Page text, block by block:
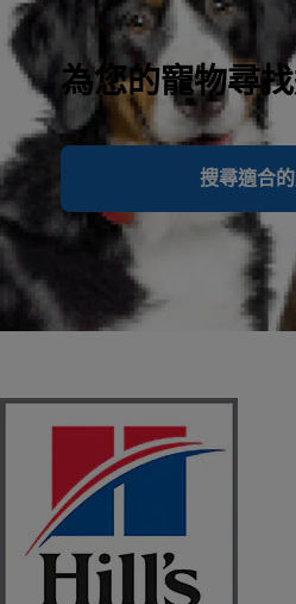
為您的寵物尋
搜尋適合